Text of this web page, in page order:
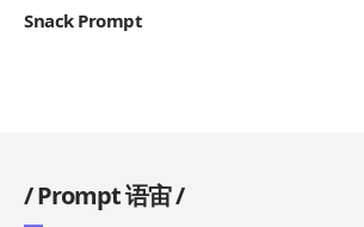
Snack Prompt
/Prompt 语宙/